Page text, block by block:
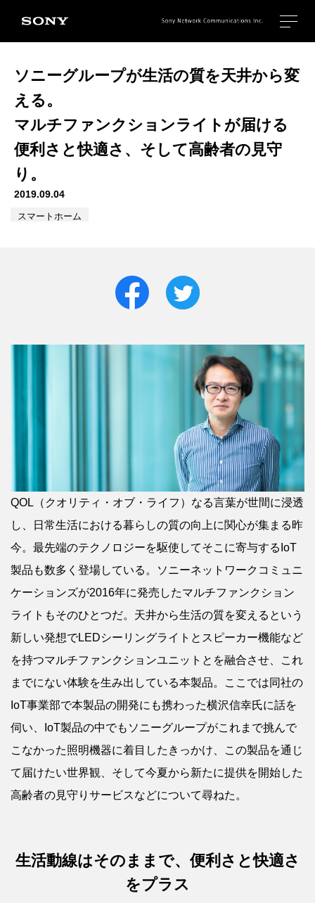
ソニーグループが生活の質を天井から変
える。
マルチファンクションライトが届ける
便利さと快適さ、そして高齢者の見守
り。
2019.09.04
スマートホーム
QOL（クオリティ・オブ・ライフ）なる言葉が世間に浸透
し、日常生活における暮らしの質の向上に関心が集まる昨
今。最先端のテクノロジーを駆使してそこに寄与するIoT
製品も数多く登場している。ソニーネットワークコミュニ
ケーションズが2016年に発売したマルチファンクション
ライトもそのひとつだ。天井から生活の質を変えるという
新しい発想でLEDシーリングライトとスピーカー機能など
を持つマルチファンクションユニットとを融合させ、これ
までにない体験を生み出している本製品。ここでは同社の
IoT事業部で本製品の開発にも携わった横沢信幸氏に話を
伺い、IoT製品の中でもソニーグループがこれまで挑んで
こなかった照明機器に着目したきっかけ、この製品を通じ
て届けたい世界観、そして今夏から新たに提供を開始した
高齢者の見守りサービスなどについて尋ねた。
生活動線はそのままで、便利さと快適さ
をプラス